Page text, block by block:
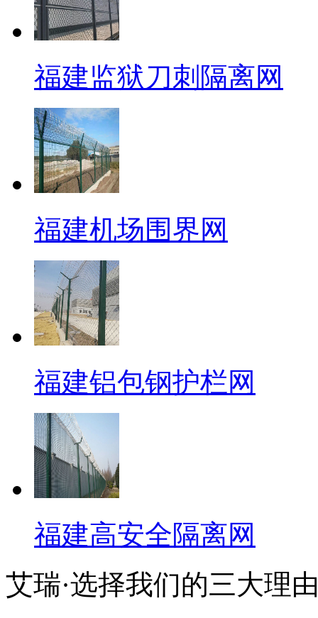
福建监狱刀刺隔离网
福建机场围界网
福建铝包钢护栏网
福建高安全隔离网
艾瑞·选择我们的三大理